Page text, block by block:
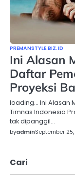
PREMANSTYLE.BIZ.ID
Ini Alasan
Daftar
Proyeksi
loading… Ini Alasan
Timnas Indonesia
tak dipanggil…
byadminSeptember
Cari